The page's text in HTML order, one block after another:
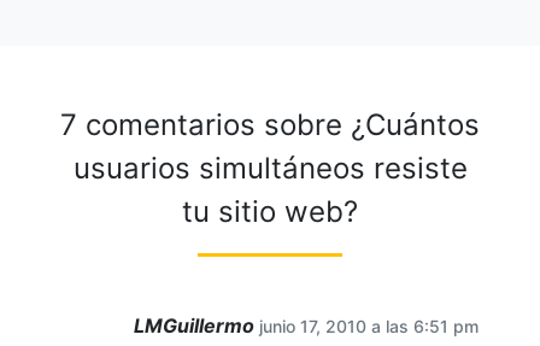
7 comentarios sobre ¿Cuántos
usuarios simultáneos resiste
tu sitio web?
LMGuillermo junio 17, 2010 a las 6:51 pm